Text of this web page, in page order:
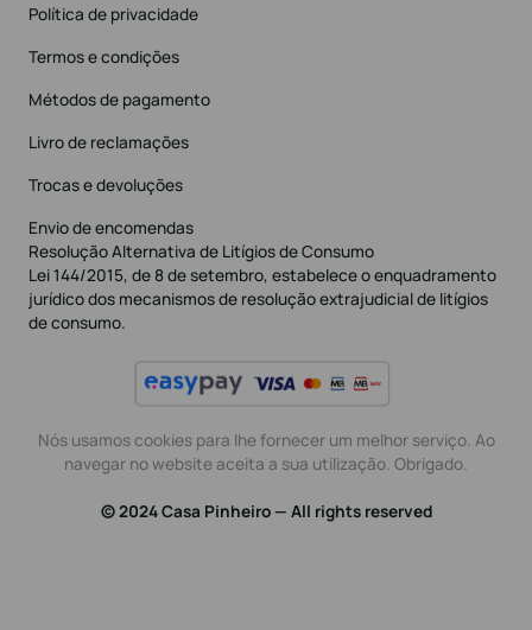
Política de privacidade
Termos e condições
Métodos de pagamento
Livro de reclamações
Trocas e devoluções
Envio de encomendas
Resolução Alternativa de Litígios de Consumo
Lei 144/2015, de 8 de setembro, estabelece o enquadramento
jurídico dos mecanismos de resolução extrajudicial de litígios
de consumo.
Nós usamos cookies para lhe fornecer um melhor serviço. Ao
navegar no website aceita a sua utilização. Obrigado.
© 2024 Casa Pinheiro — All rights reserved